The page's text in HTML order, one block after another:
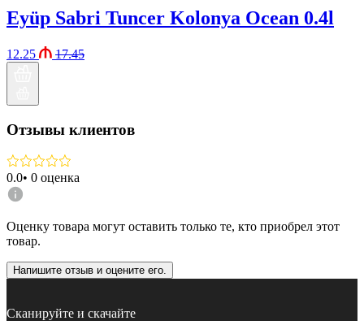
Eyüp Sabri Tuncer Kolonya Ocean 0.4l
12.25 17.45
Отзывы клиентов
0.0• 0 оценка
Оценку товара могут оставить только те, кто приобрел этот
товар.
Напишите отзыв и оцените его.
Сканируйте и скачайте